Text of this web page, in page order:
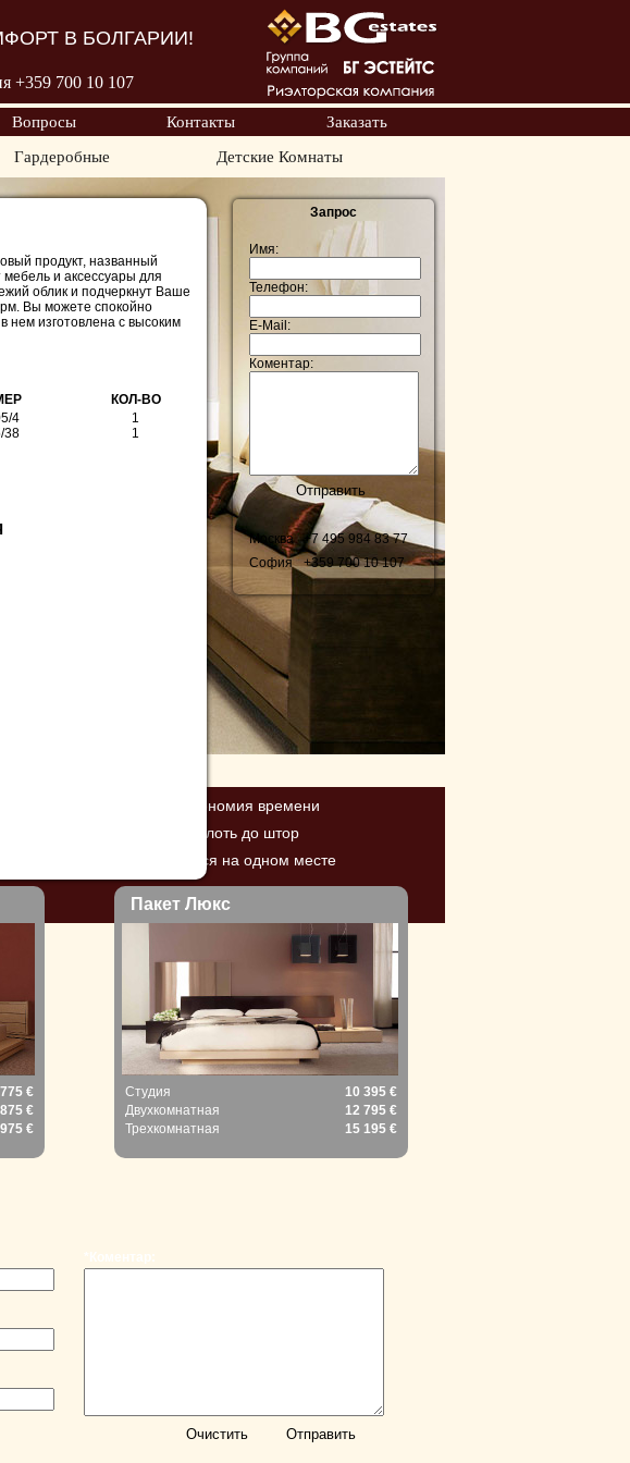
В БОЛГАРИИ!
+359 700 10 107
Вопросы Контакты
Заказать
Гардеробные Детские Комнаты
продукт, названный
и аксессуары для
облик и подчеркнут Ваше
Вы можете спокойно
нем изготовлена с высоким
4
38
КОЛ-ВО
1
1
Запрос
Имя:
Телефон:
E-Mail:
Коментар:
Москва +7 495 984 83 77
София
+359 70010 107
- Конкурентные цены, экономия времени
- Полная обстановка вплоть до штор
- Все вопросы решаются на одном месте
€
€
€
Пакет Люкс
Студия
10 395 €
Двухкомнатная
12 795 €
Трехкомнатная
15 195 €